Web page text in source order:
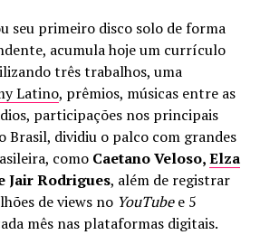
seu primeiro disco solo de forma
acumula hoje um currículo
três trabalhos, uma
Latino, prêmios, músicas entre as
participações nos principais
Brasil, dividiu o palco com grandes
como Caetano Veloso,Elza
Jair Rodrigues, além de registrar
de views no YouTubee 5
mês nas plataformas digitais.